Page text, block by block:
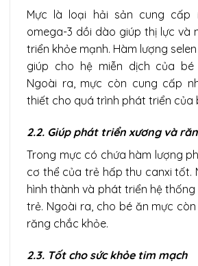
Mực là loại hải sản cung cấp
omega-3 dồi dào giúp thị lực và
triển khỏe mạnh. Hàm lượng
giúp cho hệ miễn dịch của
Ngoài ra, mực còn cung cấp
thiết cho quá trình phát triển của
2.2. Giúp phát triển xương và
Trong mực có chứa hàm lượng
cơ thể của trẻ hấp thu canxi tốt.
hình thành và phát triển hệ
trẻ. Ngoài ra, cho bé ăn mực
răng chắc khỏe.
2.3. Tốt cho sức khỏe tim mạch